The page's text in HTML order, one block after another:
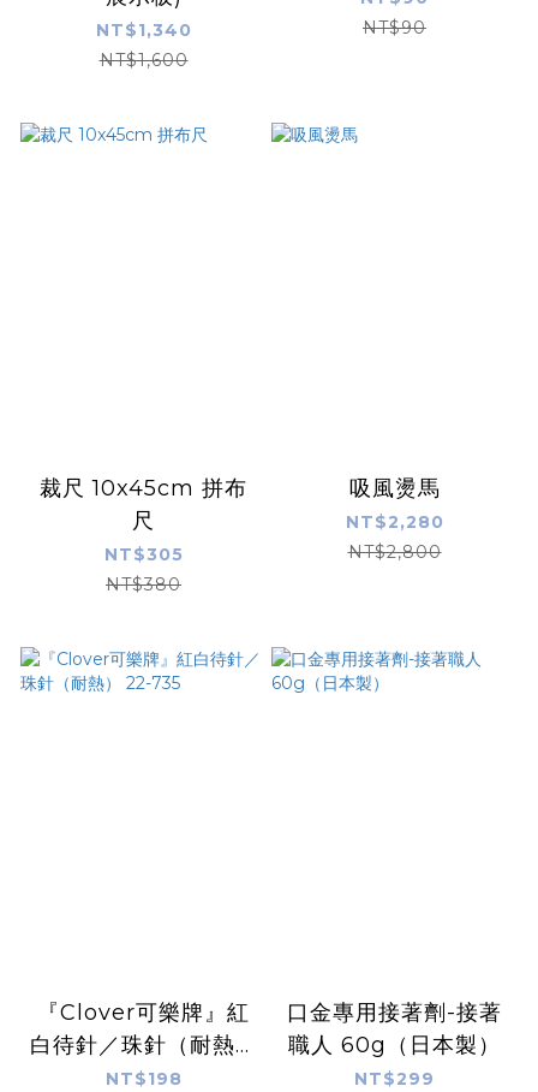
NT$1,340
NT$1,600
NT$90
裁尺 10x45cm 拼布
尺
NT$305
NT$380
吸風燙馬
NT$2,280
NT$2,800
『Clover可樂牌』紅
白待針／珠針（耐熱）
22-735
NT$198
口金專用接著劑-接著
職人 60g（日本製）
NT$299